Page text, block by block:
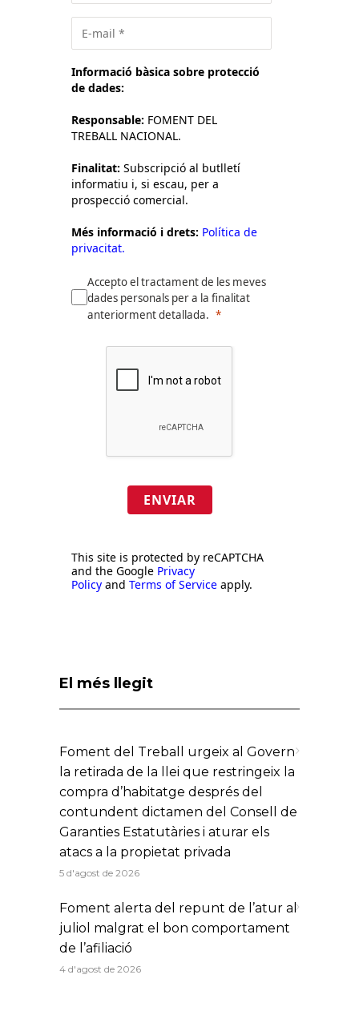
Informació bàsica sobre protecció
de dades:
Responsable: FOMENT DEL
TREBALL NACIONAL.
Finalitat: Subscripció al butlletí
informatiu i, si escau, per a
prospecció comercial.
Més informació i drets: Política de
privacitat.
Accepto el tractament de les meves
dades personals per a la finalitat
anteriorment detallada.
ENVIAR
This site is protected by reCAPTCHA
and the Google Privacy
Policy and Terms of Service apply.
El més llegit
Foment del Treball urgeix al Govern
la retirada de la llei que restringeix la
compra d’habitatge després del
contundent dictamen del Consell de
Garanties Estatutàries i aturar els
atacs a la propietat privada
5 d'agost de 2026
Foment alerta del repunt de l’atur al
juliol malgrat el bon comportament
de l’afiliació
4 d'agost de 2026